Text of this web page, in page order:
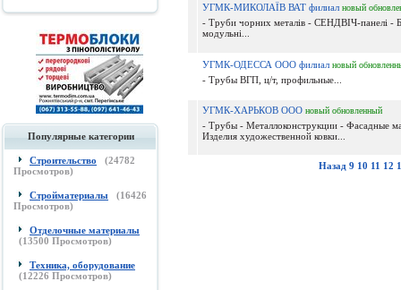
Популярные категории
Строительство (24782
Просмотров)
Стройматериалы (16426
Просмотров)
Отделочные материалы
(13500 Просмотров)
Техника, оборудование
(12226 Просмотров)
УГМК-МИКОЛАЇВ ВАТ филиал новый
- Труби чорних металів - СЕНДВІЧ-панелі -
модульні...
УГМК-ОДЕССА ООО филиал новый
- Трубы ВГП, ц/т, профильные...
УГМК-ХАРЬКОВ ООО новый обновленный
- Трубы - Металлоконструкции - Фасадные
Изделия художественной ковки...
Назад 9 10 11 12